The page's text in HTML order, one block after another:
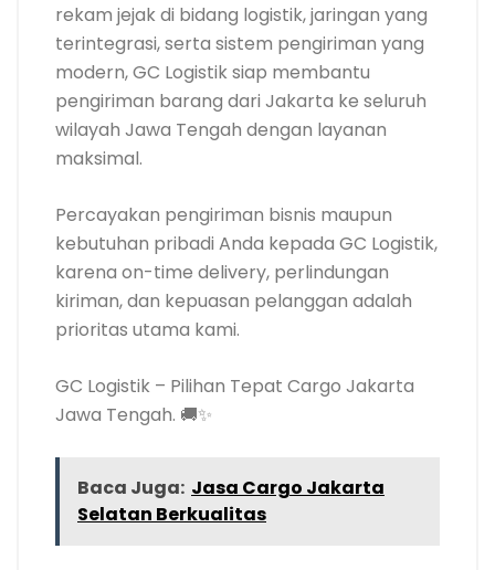
rekam jejak di bidang logistik, jaringan yang
terintegrasi, serta sistem pengiriman yang
modern, GC Logistik siap membantu
pengiriman barang dari Jakarta ke seluruh
wilayah Jawa Tengah dengan layanan
maksimal.
Percayakan pengiriman bisnis maupun
kebutuhan pribadi Anda kepada GC Logistik,
karena on-time delivery, perlindungan
kiriman, dan kepuasan pelanggan adalah
prioritas utama kami.
GC Logistik – Pilihan Tepat Cargo Jakarta
Jawa Tengah. 🚚✨
Baca Juga: Jasa Cargo Jakarta
Selatan Berkualitas